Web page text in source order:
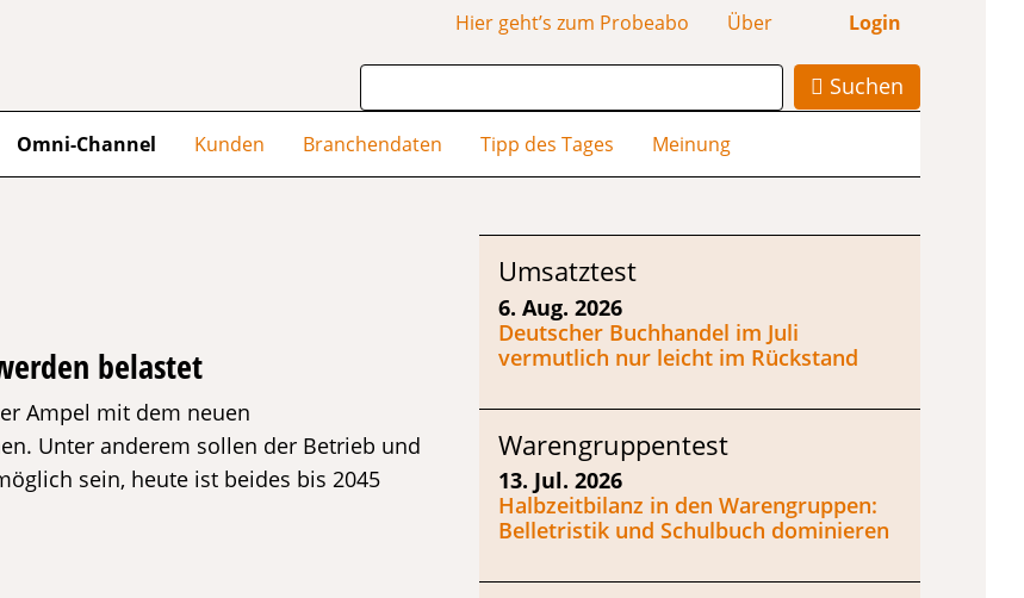
Hier geht’s zum Probeabo Über Login
Suchen
Omni-Channel Kunden Branchendaten Tipp des Tages Meinung
belastet
Ampel mit dem neuen
Unter anderem sollen der Betrieb und
sein, heute ist beides bis 2045
Umsatztest
6. Aug. 2026
Deutscher Buchhandel im Juli
vermutlich nur leicht im Rückstand
Warengruppentest
13. Jul. 2026
Halbzeitbilanz in den Warengruppen:
Belletristik und Schulbuch dominieren